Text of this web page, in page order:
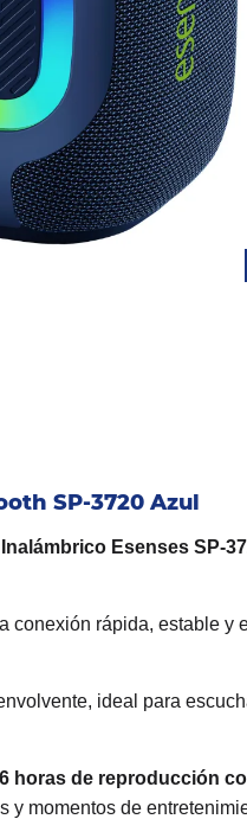
SP-3720 Azul
Esenses SP-
conexión rápida, estable y
ideal para
6 horas de reproducción
y momentos de